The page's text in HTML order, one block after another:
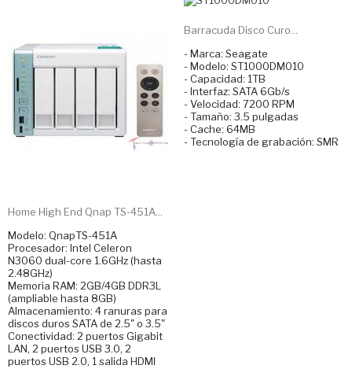
Home High End Qnap TS-451A...
Modelo: QnapTS-451A
Procesador: Intel Celeron
N3060 dual-core 1.6GHz (hasta
2.48GHz)
Memoria RAM: 2GB/4GB DDR3L
(ampliable hasta 8GB)
Almacenamiento: 4 ranuras para
discos duros SATA de 2.5" o 3.5"
Conectividad: 2 puertos Gigabit
LAN, 2 puertos USB 3.0, 2
puertos USB 2.0, 1 salida HDMI
Barracuda Disco Curo...
- Marca: Seagate
- Modelo: ST1000DM010
- Capacidad: 1TB
- Interfaz: SATA 6Gb/s
- Velocidad: 7200 RPM
- Tamaño: 3.5 pulgadas
- Cache: 64MB
- Tecnología de grabación: SMR